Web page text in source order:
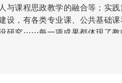
与课程思政教学的融合等；实
设，有各类专业课、公共基础
研究⋯⋯每一项成果都体现了教